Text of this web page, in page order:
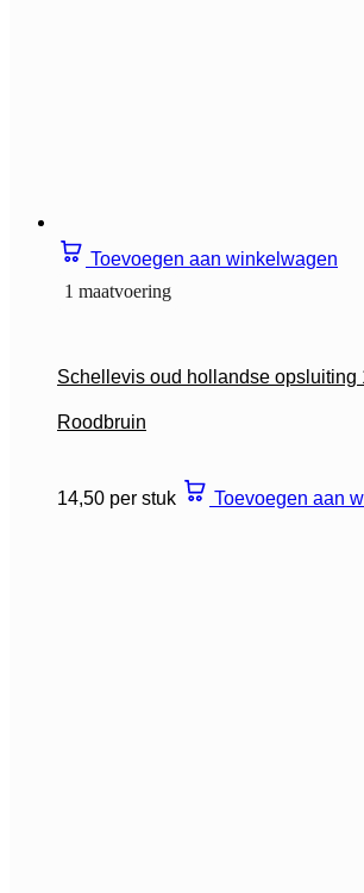
Toevoegen aan winkelwagen
1 maatvoering
Schellevis oud hollandse opsluiting
Roodbruin
14,50 per stuk Toevoegen aan